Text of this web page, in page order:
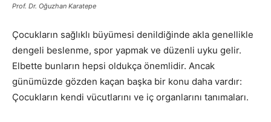
Prof. Dr. Oğuzhan Karatepe
Çocukların sağlıklı büyümesi denildiğinde akla genellikle
dengeli beslenme, spor yapmak ve düzenli uyku gelir.
Elbette bunların hepsi oldukça önemlidir. Ancak
günümüzde gözden kaçan başka bir konu daha vardır:
Çocukların kendi vücutlarını ve iç organlarını tanımaları.